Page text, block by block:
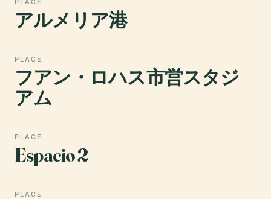
PLACE
アルメリア港
PLACE
フアン・ロハス市営スタジ
アム
PLACE
Espacio 2
PLACE